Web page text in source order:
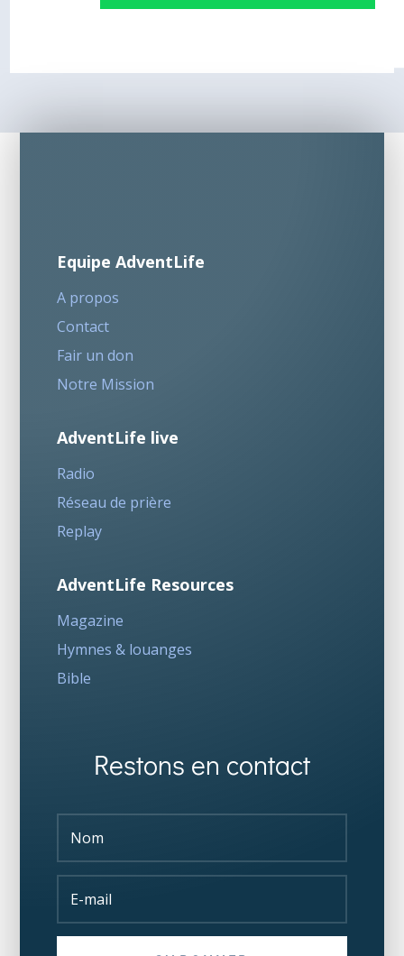
Equipe AdventLife
A propos
Contact
Fair un don
Notre Mission
AdventLife live
Radio
Réseau de prière
Replay
AdventLife Resources
Magazine
Hymnes & louanges
Bible
Restons en contact